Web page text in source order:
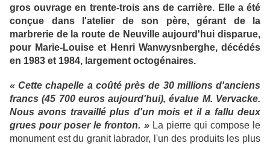
gros ouvrage en trente-trois ans de carrière. Elle a été
conçue dans l'atelier de son père, gérant de la
marbrerie de la route de Neuville aujourd'hui disparue,
pour Marie-Louise et Henri Wanwysnberghe, décédés
en 1983 et 1984, largement octogénaires.
« Cette chapelle a coûté près de 30 millions d'anciens
francs (45 700 euros aujourd'hui), évalue M. Vervacke.
Nous avons travaillé plus d'un mois et il a fallu deux
grues pour poser le fronton. » La pierre qui compose le
monument est du granit labrador, l'un des produits les plus